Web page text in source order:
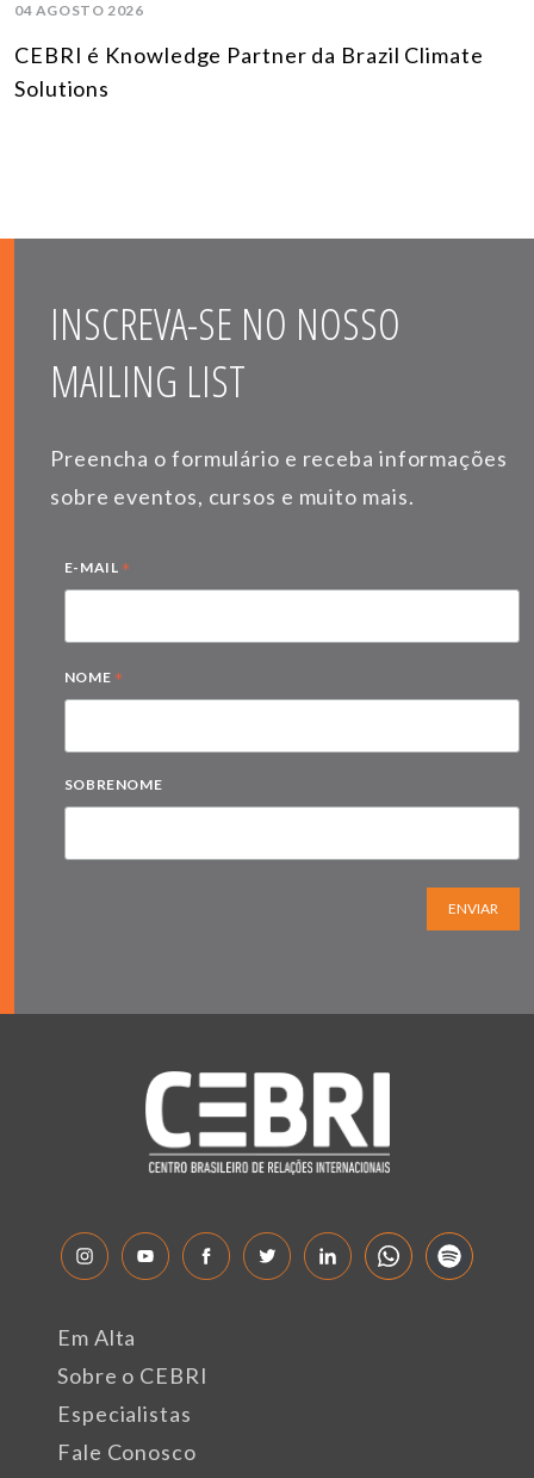
04 AGOSTO 2026
CEBRI é Knowledge Partner da Brazil Climate
Solutions
INSCREVA-SE NO NOSSO
MAILING LIST
Preencha o formulário e receba informações
sobre eventos, cursos e muito mais.
E-MAIL *
NOME *
SOBRENOME
ENVIAR
Em Alta
Sobre o CEBRI
Especialistas
Fale Conosco